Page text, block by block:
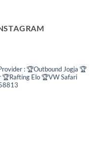
:🏆Outbound Jogja 🏆
🏆Rafting Elo🏆VW Safari